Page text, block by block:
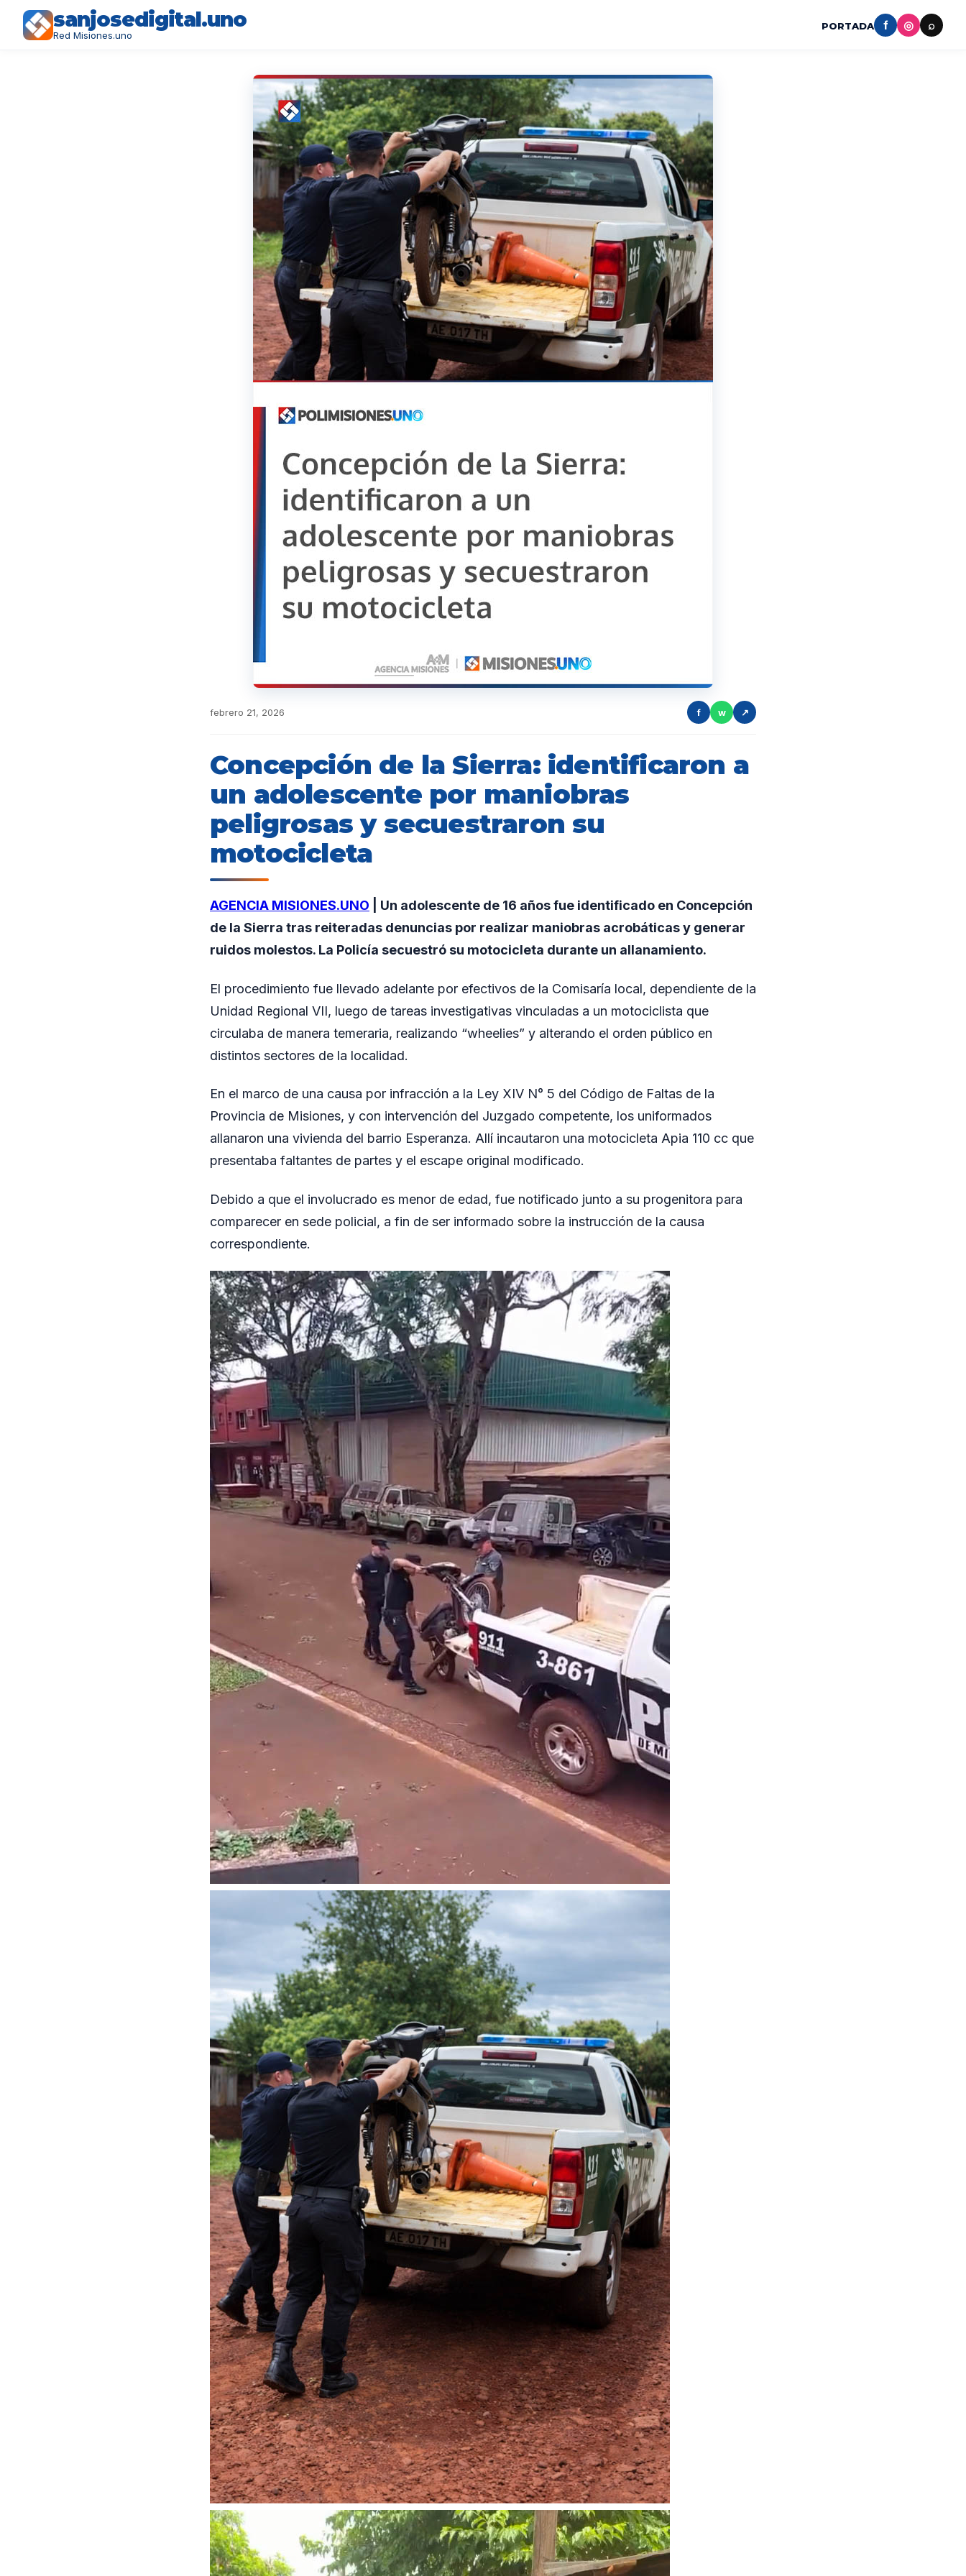
sanjosedigital.uno
Red Misiones.uno
PORTADA f ◎ ⌕
febrero 21, 2026 f w ↗
Concepción de la Sierra: identificaron a
un adolescente por maniobras
peligrosas y secuestraron su
motocicleta
AGENCIA MISIONES.UNO | Un adolescente de 16 años fue identificado en Concepción
de la Sierra tras reiteradas denuncias por realizar maniobras acrobáticas y generar
ruidos molestos. La Policía secuestró su motocicleta durante un allanamiento.
El procedimiento fue llevado adelante por efectivos de la Comisaría local, dependiente de la
Unidad Regional VII, luego de tareas investigativas vinculadas a un motociclista que
circulaba de manera temeraria, realizando “wheelies” y alterando el orden público en
distintos sectores de la localidad.
En el marco de una causa por infracción a la Ley XIV N° 5 del Código de Faltas de la
Provincia de Misiones, y con intervención del Juzgado competente, los uniformados
allanaron una vivienda del barrio Esperanza. Allí incautaron una motocicleta Apia 110 cc que
presentaba faltantes de partes y el escape original modificado.
Debido a que el involucrado es menor de edad, fue notificado junto a su progenitora para
comparecer en sede policial, a fin de ser informado sobre la instrucción de la causa
correspondiente.